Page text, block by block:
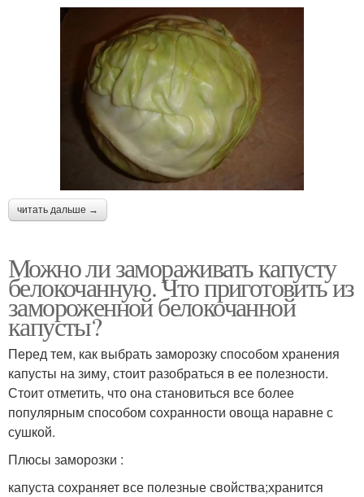
читать дальше →
Можно ли замораживать капусту
белокочанную. Что приготовить из
замороженной белокочанной
капусты?
Перед тем, как выбрать заморозку способом хранения
капусты на зиму, стоит разобраться в ее полезности.
Стоит отметить, что она становиться все более
популярным способом сохранности овоща наравне с
сушкой.
Плюсы заморозки :
капуста сохраняет все полезные свойства;хранится